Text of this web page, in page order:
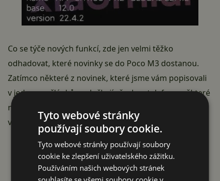
Co se týče nových funkcí, zde jen velmi těžko
odhadovat, které novinky se do Poco M3 dostanou.
Zatímco některé z novinek, které jsme vám popisovali
v jednom z článkůse dočkají všechny telefony, některé
náročnější funkce čínská firma schovává pro
výkonnější telefony.
Reklama
Tyto webové stránky
používají soubory cookie.
Tyto webové stránky používají soubory
cookie ke zlepšení uživatelského zážitku.
Používáním našich webových stránek